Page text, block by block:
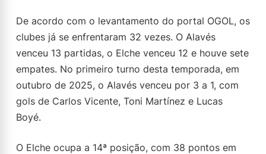
De acordo com o levantamento do portal OGOL, os
clubes já se enfrentaram 32 vezes. O Alavés
venceu 13 partidas, o Elche venceu 12 e houve sete
empates. No primeiro turno desta temporada, em
outubro de 2025, o Alavés venceu por 3 a 1, com
gols de Carlos Vicente, Toni Martínez e Lucas
Boyé.
O Elche ocupa a 14ª posição, com 38 pontos em